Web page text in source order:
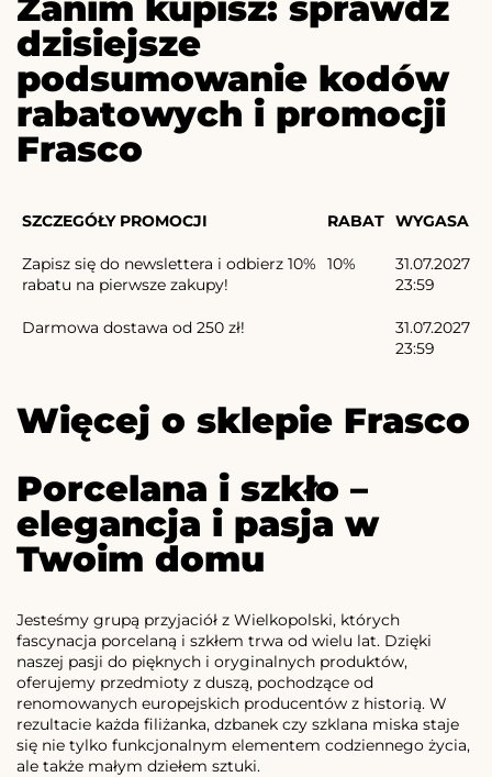
dzisiejsze
podsumowanie kodów
rabatowych i promocji
Frasco
SZCZEGÓŁY PROMOCJI RABAT WYGASA
Zapisz się do newslettera i odbierz 10%
rabatu na pierwsze zakupy!
10%
31.07.2027
23:59
Darmowa dostawa od 250 zł!
31.07.2027
23:59
Więcej o sklepie Frasco
Porcelana i szkło –
elegancja i pasja w
Twoim domu
Jesteśmy grupą przyjaciół z Wielkopolski, których
fascynacja porcelaną i szkłem trwa od wielu lat. Dzięki
naszej pasji do pięknych i oryginalnych produktów,
oferujemy przedmioty z duszą, pochodzące od
renomowanych europejskich producentów z historią. W
rezultacie każda filiżanka, dzbanek czy szklana miska staje
się nie tylko funkcjonalnym elementem codziennego życia,
ale także małym dziełem sztuki.